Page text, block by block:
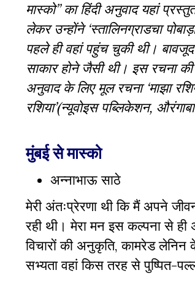
मास्को” का हिंदी अनुवाद यहां
लेकर उन्होंने ‘स्तालिनग्राडचा
पहले ही वहां पहुंच चुकी थी।
साकार होने जैसी थी। इस रचना
अनुवाद के लिए मूल रचना ‘माझा
रशिया’(न्यूवोइस पब्लिकेशन,
मुंबई से मास्को
अन्नाभाऊ साठे
मेरी अंतःप्रेरणा थी कि मैं अपने
रही थी। मेरा मन इस कल्पना से ही
विचारों की अनुकृति, कामरेड
सभ्यता वहां किस तरह से पुष्पित-